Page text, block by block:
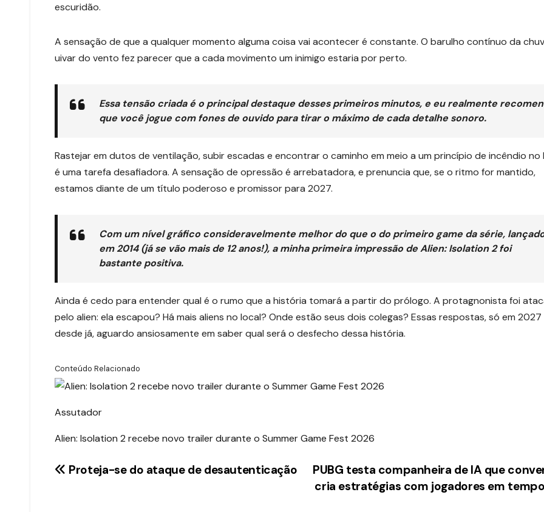
escuridão.
A sensação de que a qualquer momento alguma coisa vai acontecer é constante. O barulho contínuo da
uivar do vento fez parecer que a cada movimento um inimigo estaria por perto.
Essa tensão criada é o principal destaque desses primeiros minutos, e eu realmente
que você jogue com fones de ouvido para tirar o máximo de cada detalhe sonoro.
Rastejar em dutos de ventilação, subir escadas e encontrar o caminho em meio a um princípio de incêndio no
é uma tarefa desafiadora. A sensação de opressão é arrebatadora, e prenuncia que, se o ritmo for mantido,
estamos diante de um título poderoso e promissor para 2027.
Com um nível gráfico consideravelmente melhor do que o do primeiro game da série,
em 2014 (já se vão mais de 12 anos!), a minha primeira impressão de Alien: Isolation 2 foi
bastante positiva.
Ainda é cedo para entender qual é o rumo que a história tomará a partir do prólogo. A protagnonista foi
pelo alien: ela escapou? Há mais aliens no local? Onde estão seus dois colegas? Essas respostas, só em 2027
desde já, aguardo ansiosamente em saber qual será o desfecho dessa história.
Conteúdo Relacionado
Assutador
Alien: Isolation 2 recebe novo trailer durante o Summer Game Fest 2026
Navegação
PUBG testa companheira de IA que
cria estratégias com jogadores em
Proteja-se do ataque de desautenticação